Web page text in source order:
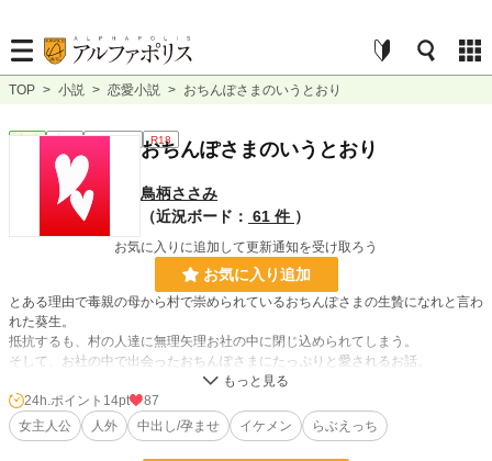
TOP > 小説 > 恋愛小説 > おちんぽさまのいうとおり
完結 ｼｮｰﾄｼｮｰﾄ R18
おちんぽさまのいうとおり
鳥柄ささみ
（近況ボード： 61 件 ）
お気に入りに追加して更新通知を受け取ろう
お気に入り追加
とある理由で毒親の母から村で崇められているおちんぽさまの生贄になれと言わ
れた葵生。
抵抗するも、村の人達に無理矢理お社の中に閉じ込められてしまう。
そして、お社の中で出会ったおちんぽさまにたっぷりと愛されるお話。
※ムーンライトノベルスにも掲載中
24h.ポイント 14pt
87
女主人公
人外 中出し/孕ませ イケメン らぶえっち